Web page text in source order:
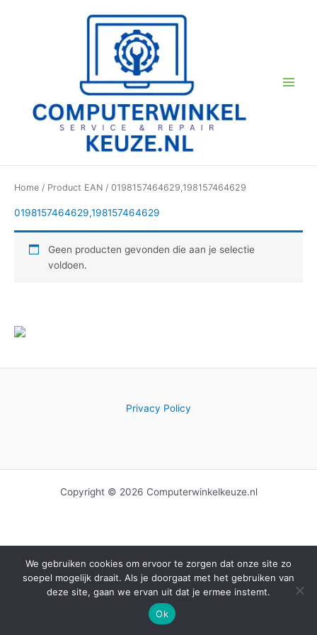
Home / Product EAN / 0198157464629,198157464629
0198157464629,198157464629
Geen producten gevonden die aan je selectie
voldoen.
Privacy Policy
Copyright © 2026 Computerwinkelkeuze.nl
We gebruiken cookies om ervoor te zorgen dat onze site zo
soepel mogelijk draait. Als je doorgaat met het gebruiken van
deze site, gaan we ervan uit dat je ermee instemt.
Ok